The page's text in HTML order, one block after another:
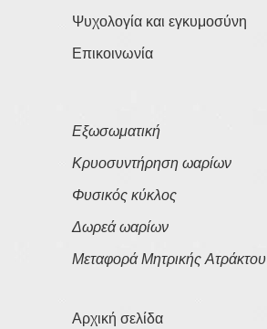
Ψυχολογία και εγκυμοσύνη
Επικοινωνία
Εξωσωματική
Κρυοσυντήρηση ωαρίων
Φυσικός κύκλος
Δωρεά ωαρίων
Μεταφορά Μητρικής Ατράκτου
Αρχική σελίδα